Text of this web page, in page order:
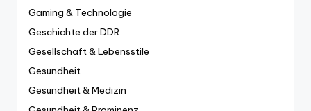
Gaming & Technologie
Geschichte der DDR
Gesellschaft & Lebensstile
Gesundheit
Gesundheit & Medizin